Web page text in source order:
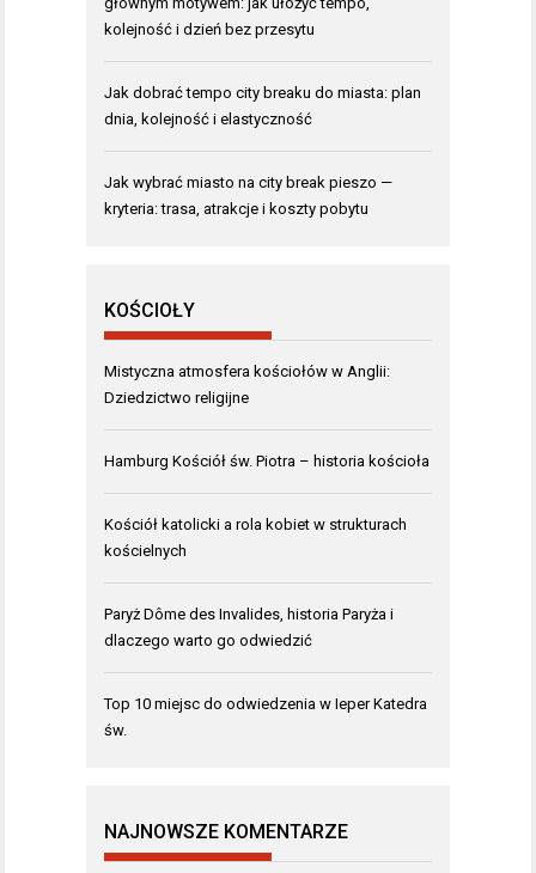
kolejność i dzień bez przesytu
Jak dobrać tempo city breaku do miasta: plan
dnia, kolejność i elastyczność
Jak wybrać miasto na city break pieszo —
kryteria: trasa, atrakcje i koszty pobytu
KOŚCIOŁY
Mistyczna atmosfera kościołów w Anglii:
Dziedzictwo religijne
Hamburg Kościół św. Piotra – historia kościoła
Kościół katolicki a rola kobiet w strukturach
kościelnych
Paryż Dôme des Invalides, historia Paryża i
dlaczego warto go odwiedzić
Top 10 miejsc do odwiedzenia w Ieper Katedra
św.
NAJNOWSZE KOMENTARZE